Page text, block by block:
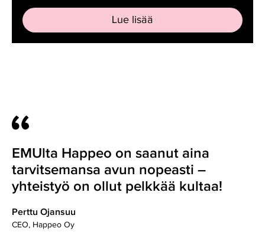
Lue lisää
EMUlta Happeo on saanut aina
tarvitsemansa avun nopeasti –
yhteistyö on ollut pelkkää kultaa!
Perttu Ojansuu
CEO, Happeo Oy